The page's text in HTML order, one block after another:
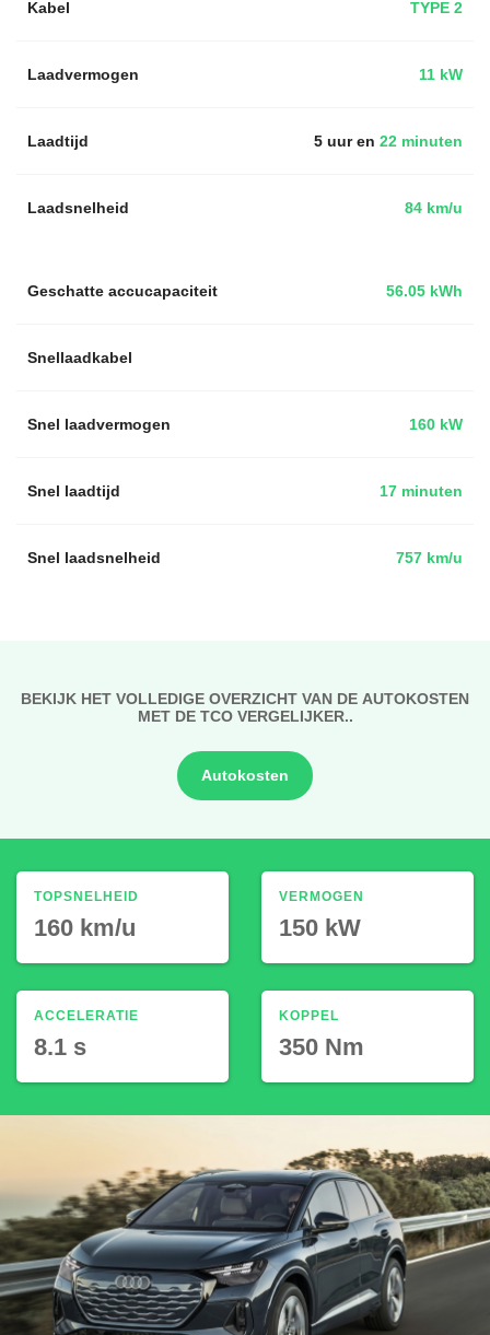
Kabel TYPE 2
Laadvermogen 11 kW
Laadtijd 5 uur en 22 minuten
Laadsnelheid 84 km/u
56.05 kWh
Geschatte accucapaciteit
Snellaadkabel
Snel laadvermogen 160 kW
Snel laadtijd 17 minuten
Snel laadsnelheid 757 km/u
BEKIJK HET VOLLEDIGE OVERZICHT VAN DE AUTOKOSTEN
MET DE TCO VERGELIJKER..
Autokosten
TOPSNELHEID
160 km/u
ACCELERATIE
8.1 s
VERMOGEN
150 kW
KOPPEL
350 Nm